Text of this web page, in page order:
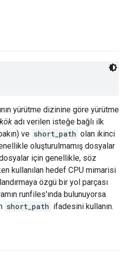
yürütme dizinine göre yürütme
kök adı verilen isteğe bağlı ilk
ve short_path olan ikinci
oluşturulmamış dosyalar
için genellikle, söz
kullanılan hedef CPU mimarisi
özgü bir yol parçası
runfiles'ında bulunuyorsa
short_path ifadesini kullanın.